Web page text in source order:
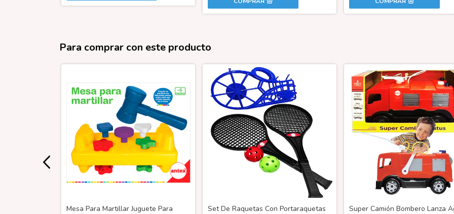
Para comprar con este producto
Mesa Para Martillar Juguete Para
Set De Raquetas Con Portaraquetas
Super Camión Bombero Lanza